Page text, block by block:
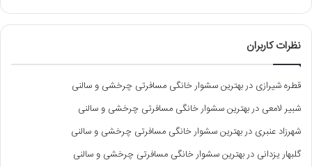
نظرات کاربران
قطره شیرازی دربهترین سشوار خانگی مسافرتی چرخشی و سالنی
شبیر لامعی دربهترین سشوار خانگی مسافرتی چرخشی و سالنی
شهرزاد عنبری دربهترین سشوار خانگی مسافرتی چرخشی و سالنی
گلبهار یزدانی دربهترین سشوار خانگی مسافرتی چرخشی و سالنی